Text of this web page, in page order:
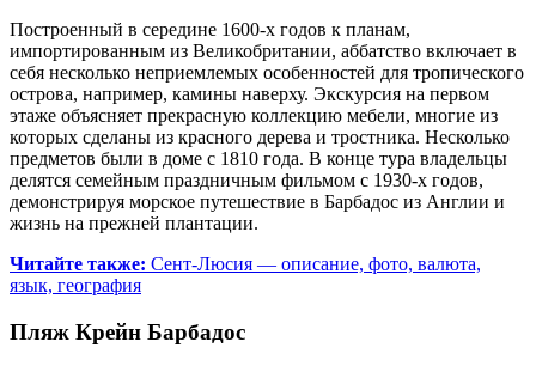
Построенный в середине 1600-х годов к планам,
импортированным из Великобритании, аббатство включает в
себя несколько неприемлемых особенностей для тропического
острова, например, камины наверху. Экскурсия на первом
этаже объясняет прекрасную коллекцию мебели, многие из
которых сделаны из красного дерева и тростника. Несколько
предметов были в доме с 1810 года. В конце тура владельцы
делятся семейным праздничным фильмом с 1930-х годов,
демонстрируя морское путешествие в Барбадос из Англии и
жизнь на прежней плантации.
Читайте также: Сент-Люсия ― описание, фото, валюта,
язык, география
Пляж Крейн Барбадос